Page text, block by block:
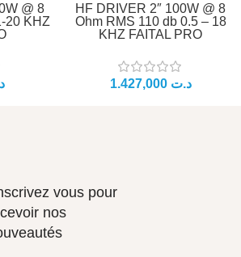
@ 8
20 KHZ
HF DRIVER 2″ 100W @ 8
Ohm RMS 110 db 0.5 – 18
KHZ FAITAL PRO
د.ت
vous pour
nos